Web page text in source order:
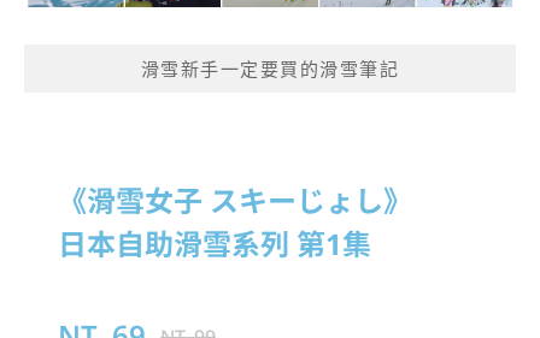
滑雪新手一定要買的滑雪筆記